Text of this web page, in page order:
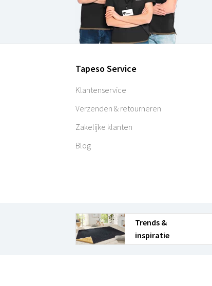
Tapeso Service
Klantenservice
Verzenden & retourneren
Zakelijke klanten
Blog
Trends &
inspiratie